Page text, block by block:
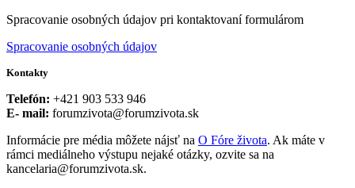
Spracovanie osobných údajov pri kontaktovaní formulárom
Spracovanie osobných údajov
Kontakty
Telefón: +421 903 533 946
E- mail: forumzivota@forumzivota.sk
Informácie pre média môžete nájsť na O Fóre života. Ak máte v
rámci mediálneho výstupu nejaké otázky, ozvite sa na
kancelaria@forumzivota.sk.